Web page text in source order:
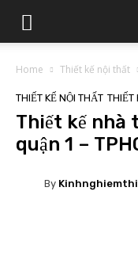
Home Thiết kế nội thất
THIẾT KẾ NỘI THẤT THIẾT
Thiết kế nhà
quận 1 –
By